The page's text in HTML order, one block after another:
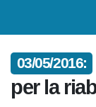
03/05/2016:
per la